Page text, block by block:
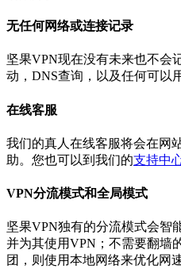
无任何网络或连接记录
坚果VPN现在没有未来也不会
动，DNS查询，以及任何可以
在线客服
我们的真人在线客服将会在网
助。您也可以到我们的支持中
VPN分流模式和全局模式
坚果VPN独有的分流模式会智
并为其使用VPN；不需要翻墙
团，则使用本地网络来优化网